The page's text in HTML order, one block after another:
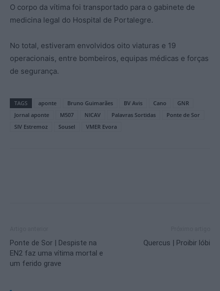
O corpo da vítima foi transportado para o gabinete de
medicina legal do Hospital de Portalegre.
No total, estiveram envolvidos oito viaturas e 19
operacionais, entre bombeiros, equipas médicas e forças
de segurança.
TAGS aponte Bruno Guimarães BV Avis Cano
GNR
Jornal aponte
M507 NICAV Palavras Sortidas
Ponte de Sor
SIV Estremoz
Sousel VMER Evora
Ponte de Sor | Despiste na
EN2 faz uma vítima mortal e
um ferido grave
Quercus | Proibir lóbi